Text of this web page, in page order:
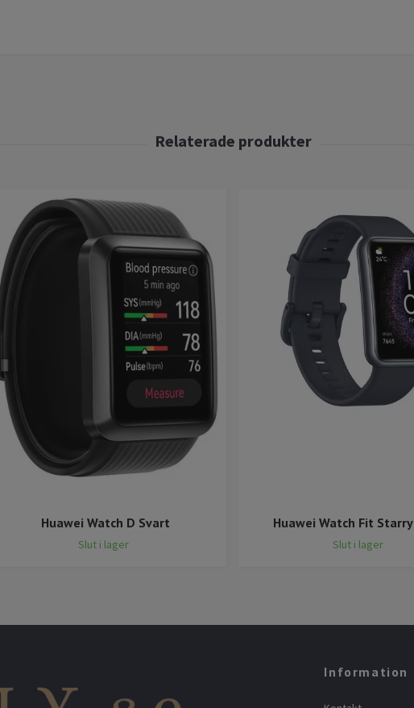
Huawei Watch D Svart
Slut i lager
Huawei Watch Fit
Slut i lager
Information